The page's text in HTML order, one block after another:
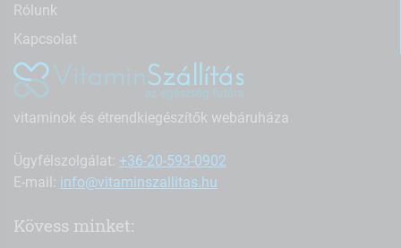
Rólunk
Kapcsolat
vitaminok és étrendkiegészítők webáruháza
Ügyfélszolgálat: +36-20-593-0902
E-mail: info@vitaminszallitas.hu
Kövess minket: